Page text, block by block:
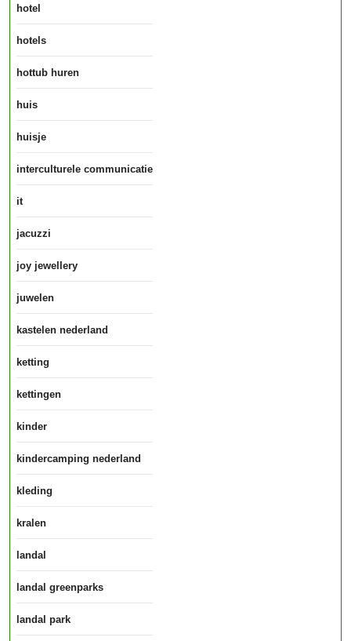
hotel
hotels
hottub huren
huis
huisje
interculturele communicatie
it
jacuzzi
joy jewellery
juwelen
kastelen nederland
ketting
kettingen
kinder
kindercamping nederland
kleding
kralen
landal
landal greenparks
landal park